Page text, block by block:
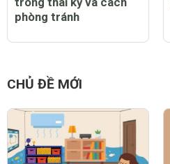
phòng tránh
CHỦ ĐỀ MỚI